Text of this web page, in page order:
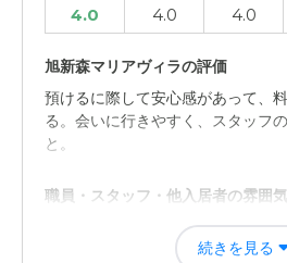
とっても綺麗な施設です。空調設
部屋は個々にあってプライベート
たれています。。
介護医療サービスについて
介護は良くしてくれます。定期的
近隣環境や交通アクセスについて
地下鉄からは、少し離れたところ
4.0 4.0 4.0
旭新森マリアヴィラの評価
預けるに際して安心感があって、
る。会いに行きやすく、スタッフ
と。
職員・スタッフ・他入居者の雰囲
施設長をはじめスタッフの皆さん
て対応してくれる。他の居住者と
続きを見る